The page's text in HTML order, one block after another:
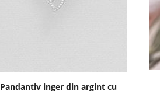
Pandantiv inger din argint cu